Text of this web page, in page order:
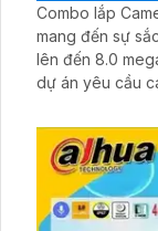
Combo lắp
mang đến sự
lên đến 8.0 megapixel. Đây là lựa chọn
dự án yêu cầu cao
với mọi nhu cầu